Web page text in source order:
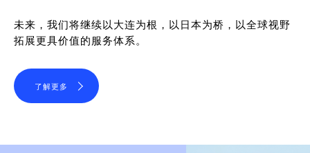
未来，我们将继续以大连为根，以日本为桥，以全球视野
拓展更具价值的服务体系。
了解更多